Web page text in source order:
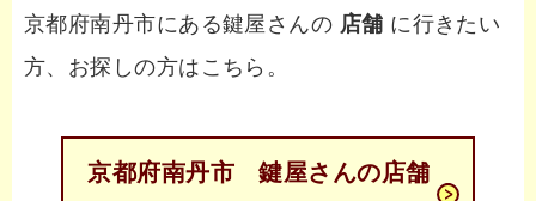
京都府南丹市にある鍵屋さんの 店舗 に行きたい
方、お探しの方はこちら。
京都府南丹市 鍵屋さんの店舗